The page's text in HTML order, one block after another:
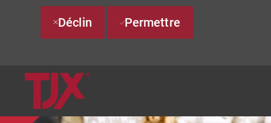
SKIP TO MAIN CONTENT
Déclin Permettre